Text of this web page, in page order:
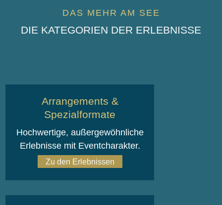
DAS MEHR AM SEE
DIE KATEGORIEN DER ERLEBNISSE
Arrangements &
Spezialformate
Hochwertige, außergewöhnliche
Erlebnisse mit Eventcharakter.
Zu den Erlebnissen